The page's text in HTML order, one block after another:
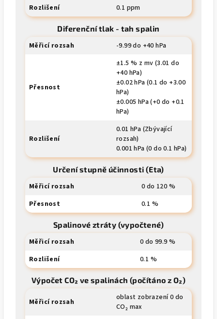
Rozlišení 0.1 ppm
Diferenční tlak - tah spalin
Měřicí rozsah -9.99 do +40 hPa
Přesnost
±1.5 % z mv (3.01 do
+40 hPa)
±0.02 hPa (0.1 do +3.00
hPa)
±0.005 hPa (+0 do +0.1
hPa)
Rozlišení
0.01 hPa (Zbývající
rozsah)
0.001 hPa (0 do 0.1 hPa)
Určení stupně účinnosti (Eta)
Měřicí rozsah
0 do 120 %
Přesnost
0.1 %
Spalinové ztráty (vypočtené)
Měřicí rozsah
0 do 99.9 %
Rozlišení
0.1 %
Výpočet CO₂ ve spalinách (počítáno z O₂)
Měřicí rozsah
oblast zobrazení 0 do
CO₂ max